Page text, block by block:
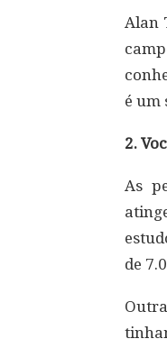
Alan
é um
2.
As
de